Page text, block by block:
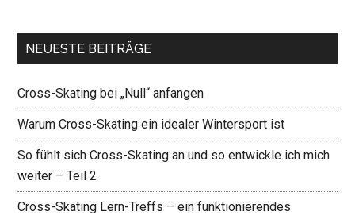
NEUESTE BEITRÄGE
Cross-Skating bei „Null“ anfangen
Warum Cross-Skating ein idealer Wintersport ist
So fühlt sich Cross-Skating an und so entwickle ich mich
weiter – Teil 2
Cross-Skating Lern-Treffs – ein funktionierendes